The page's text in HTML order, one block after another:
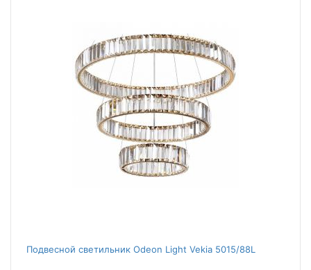
Подвесной светильник Odeon Light Vekia 5015/88L